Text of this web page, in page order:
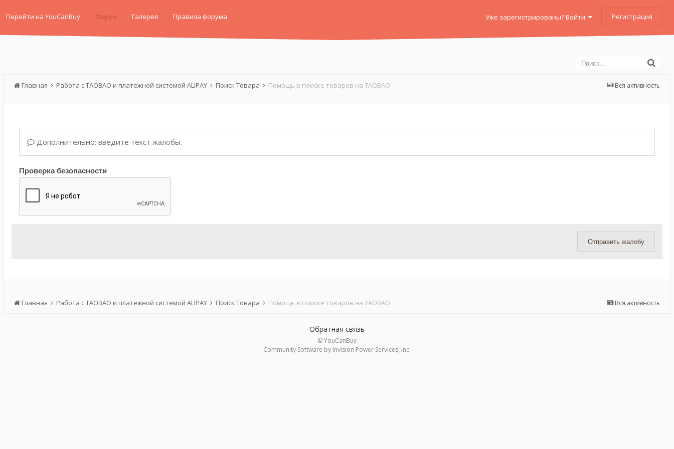
Перейти на YouCanBuy Форум Галерея Правила форума Уже зарегистрированы? Войти Регистрация
Вся активность
Главная Работа с TAOBAO и платежной системой ALIPAY Поиск Товара Помощь в поиске товаров на TAOBAO
Дополнительно: введите текст жалобы.
Проверка безопасности
Отправить жалобу
Вся активность
Главная Работа с TAOBAO и платежной системой ALIPAY Поиск Товара Помощь в поиске товаров на TAOBAO
Обратная связь
© YouCanBuy
Community Software by Invision Power Services, Inc.